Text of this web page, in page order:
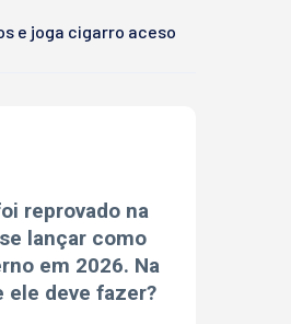
e joga cigarro aceso
reprovado na
lançar como
em 2026. Na
ele deve fazer?